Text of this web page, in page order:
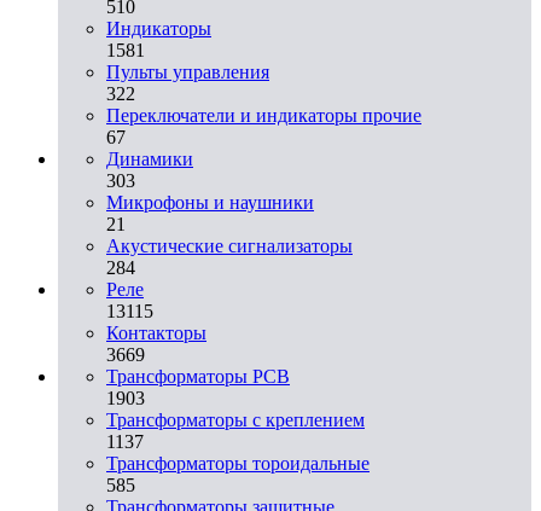
510
Индикаторы
1581
Пульты управления
322
Переключатели и индикаторы прочие
67
Динамики
303
Микрофоны и наушники
21
Акустические сигнализаторы
284
Реле
13115
Контакторы
3669
Трансформаторы PCB
1903
Трансформаторы с креплением
1137
Трансформаторы тороидальные
585
Трансформаторы защитные